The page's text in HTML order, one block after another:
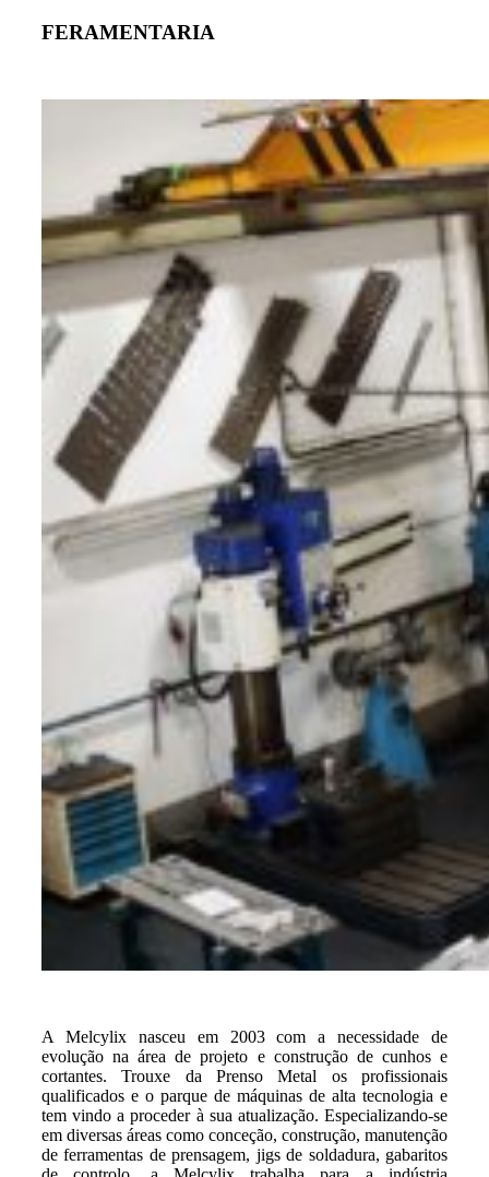
FERAMENTARIA
A Melcylix nasceu em 2003 com a necessidade de
evolução na área de projeto e construção de cunhos e
cortantes. Trouxe da Prenso Metal os profissionais
qualificados e o parque de máquinas de alta tecnologia e
tem vindo a proceder à sua atualização. Especializando-se
em diversas áreas como conceção, construção, manutenção
de ferramentas de prensagem, jigs de soldadura, gabaritos